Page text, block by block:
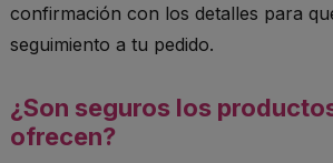
confirmación con los detalles para
seguimiento a tu pedido.
¿Son seguros los
ofrecen?